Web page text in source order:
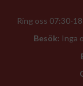
Ring oss 07:30-
Besök: Inga